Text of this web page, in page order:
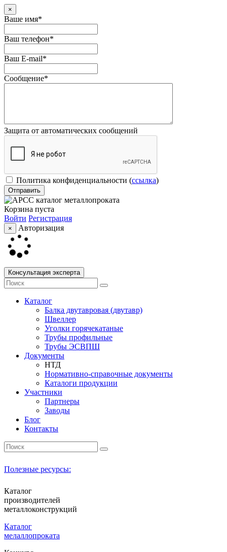
×
Ваше имя*
Ваш телефон*
Ваш E-mail*
Сообщение*
Защита от автоматических сообщений
Политика конфиденциальности (ссылка)
Корзина пуста
Войти Регистрация
× Авторизация
Консультация эксперта
Каталог
Балка двутавровая (двутавр)
Швеллер
Уголки горячекатаные
Трубы профильные
Трубы ЭСВПШ
Документы
НТД
Нормативно-справочные документы
Каталоги продукции
Участники
Партнеры
Заводы
Блог
Контакты
Полезные ресурсы:
Каталог
производителей
металлоконструкций
Каталог
мелаллопроката